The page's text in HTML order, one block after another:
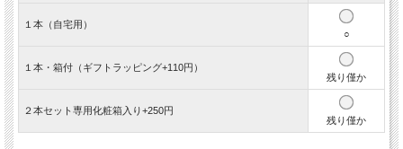
１本（自宅用）
○
１本・箱付（ギフトラッピング+110円）
残り僅か
２本セット専用化粧箱入り+250円
残り僅か